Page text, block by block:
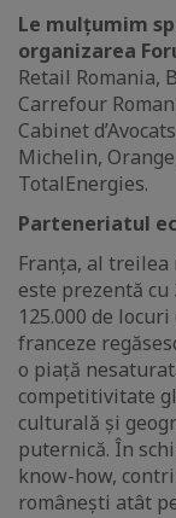
Le mulțumim
organizarea
Retail Romania,
Carrefour
Cabinet
Michelin,
TotalEnergies.
Parteneriatul
Franța, al treilea
este prezentă
125.000 de
franceze
o piață
competitivitate
culturală și
puternică. În
know-how,
românești atât